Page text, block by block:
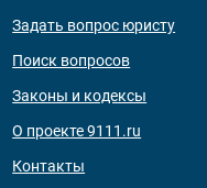
Задать вопрос юристу
Поиск вопросов
Законы и кодексы
О проекте 9111.ru
Контакты